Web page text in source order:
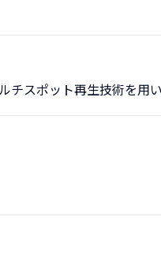
チスポット再生技術を用